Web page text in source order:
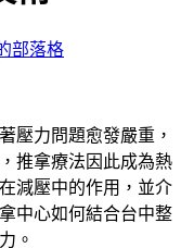
部落格
壓力問題愈發嚴重，
推拿療法因此成為熱
減壓中的作用，並介
中心如何結合台中整
。